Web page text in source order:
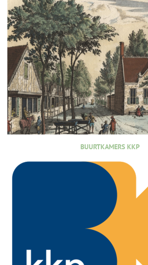
BUURTKAMERS KKP